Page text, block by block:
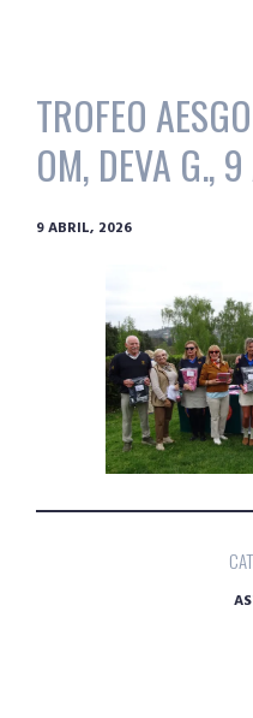
TROFEO
OM, DEVA G.,
9 ABRIL, 2026